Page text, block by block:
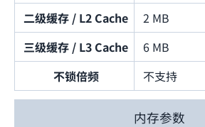
二级缓存 / L2 Cache
2 MB
三级缓存 / L3 Cache
6 MB
不锁倍频
不支持
内存参数